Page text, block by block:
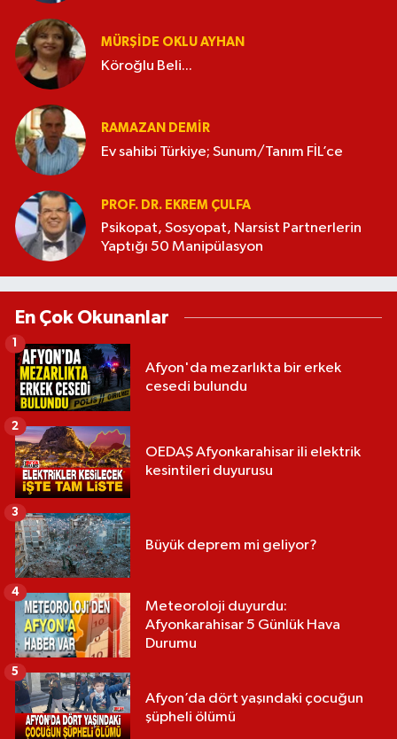
MÜRŞIDE OKLU AYHAN
Köroğlu Beli...
RAMAZAN DEMİR
Ev sahibi Türkiye; Sunum/Tanım FİL’ce
PROF. DR. EKREM ÇULFA
Psikopat, Sosyopat, Narsist Partnerlerin
Yaptığı 50 Manipülasyon
En Çok Okunanlar
Afyon'da mezarlıkta bir erkek
cesedi bulundu
1
OEDAŞ Afyonkarahisar ili elektrik
kesintileri duyurusu
2
Büyük deprem mi geliyor?
3
Meteoroloji duyurdu:
Afyonkarahisar 5 Günlük Hava
Durumu
4
Afyon’da dört yaşındaki çocuğun
şüpheli ölümü
5